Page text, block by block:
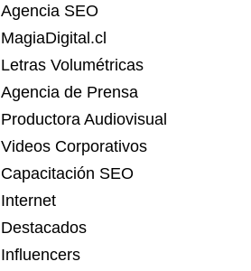
Agencia SEO
MagiaDigital.cl
Letras Volumétricas
Agencia de Prensa
Productora Audiovisual
Videos Corporativos
Capacitación SEO
Internet
Destacados
Influencers